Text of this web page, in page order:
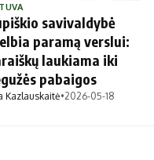
savivaldybė
paramą verslui:
laukiama iki
pabaigos
Kazlauskaitė•2026-05-18